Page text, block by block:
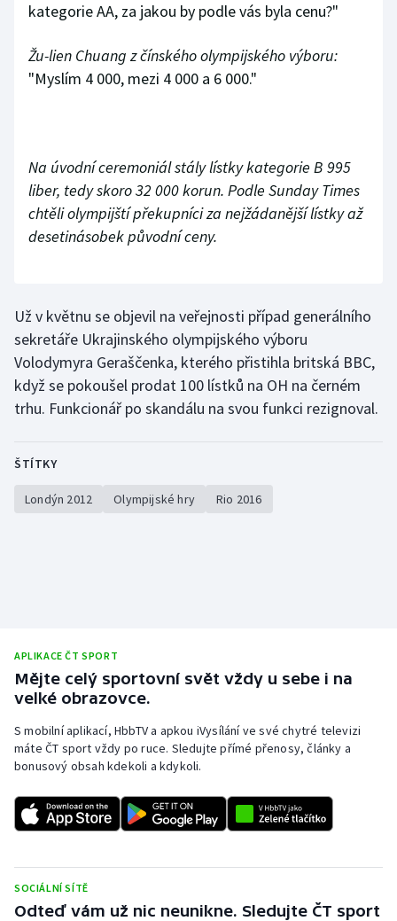
Triatlon
Vodní slalom
Volejbal
Ostatní
kategorie AA, za jakou by podle vás byla cenu?"
Žu-lien Chuang z čínského olympijského výboru:
"Myslím 4 000, mezi 4 000 a 6 000."
Na úvodní ceremoniál stály lístky kategorie B 995
liber, tedy skoro 32 000 korun. Podle Sunday Times
chtěli olympijští překupníci za nejžádanější lístky až
desetinásobek původní ceny.
Už v květnu se objevil na veřejnosti případ generálního
sekretáře Ukrajinského olympijského výboru
Volodymyra Geraščenka, kterého přistihla britská BBC,
když se pokoušel prodat 100 lístků na OH na černém
trhu. Funkcionář po skandálu na svou funkci rezignoval.
ŠTÍTKY
Londýn 2012 Olympijské hry Rio 2016
APLIKACE ČT SPORT
Mějte celý sportovní svět vždy u sebe i na
velké obrazovce.
S mobilní aplikací, HbbTV a apkou iVysílání ve své chytré televizi
máte ČT sport vždy po ruce. Sledujte přímé přenosy, články a
bonusový obsah kdekoli a kdykoli.
SOCIÁLNÍ SÍTĚ
Odteď vám už nic neunikne. Sledujte ČT sport